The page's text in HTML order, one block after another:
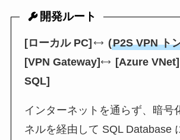
開発ルート
[ローカル PC] (P2S VPN ト
[VPN Gateway]
[Azure VNet]
SQL]
インターネットを通らず、暗号
ネルを経由して SQL Database